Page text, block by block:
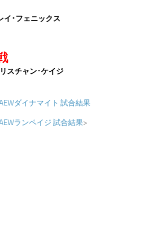
イ･フェニックス
スチャン･ケイジ
ダイナマイト 試合結果
ランペイジ 試合結果>